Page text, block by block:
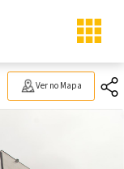
Ver no Mapa